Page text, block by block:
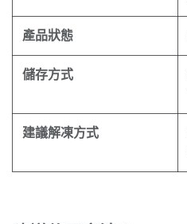
產品狀態
儲存方式
建議解凍方式